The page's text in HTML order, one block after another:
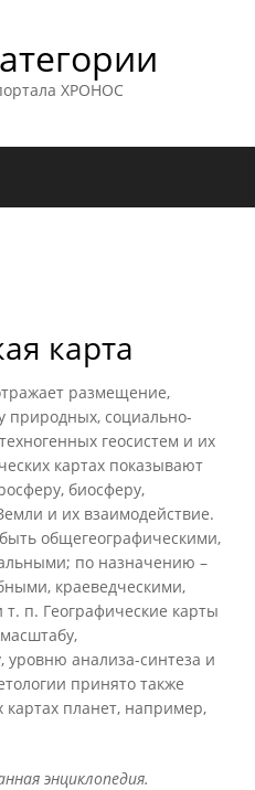
ХРОНОС
карта
размещение,
природных, социально-
геосистем и их
картах показывают
биосферу,
и их взаимодействие.
общегеографическими,
по назначению –
краеведческими,
п. Географические карты
уровню анализа-синтеза и
принято также
картах планет, например,
энциклопедия.